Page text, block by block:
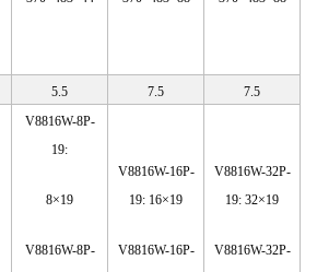
5.5 7.5 7.5
V8816W-8P-
19:
8×19
V8816W-8P-
V8816W-16P-
19: 16×19
V8816W-16P-
V8816W-32P-
19: 32×19
V8816W-32P-